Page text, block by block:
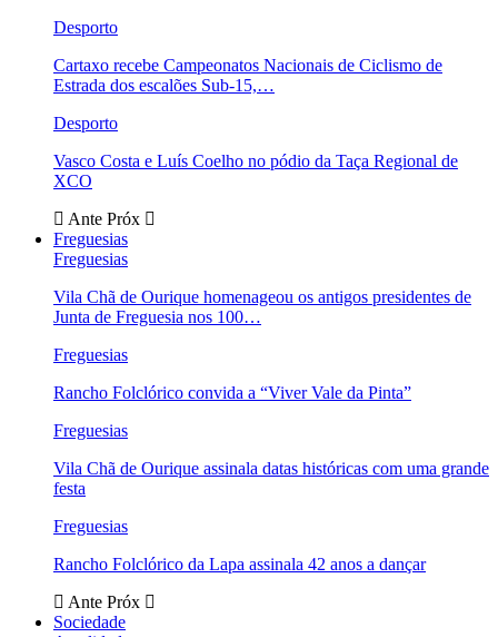
Desporto
Cartaxo recebe Campeonatos Nacionais de Ciclismo de
Estrada dos escalões Sub-15,…
Desporto
Vasco Costa e Luís Coelho no pódio da Taça Regional de
XCO
Ante Próx
Freguesias
Freguesias
Vila Chã de Ourique homenageou os antigos presidentes de
Junta de Freguesia nos 100…
Freguesias
Rancho Folclórico convida a “Viver Vale da Pinta”
Freguesias
Vila Chã de Ourique assinala datas históricas com uma grande
festa
Freguesias
Rancho Folclórico da Lapa assinala 42 anos a dançar
Ante Próx
Sociedade